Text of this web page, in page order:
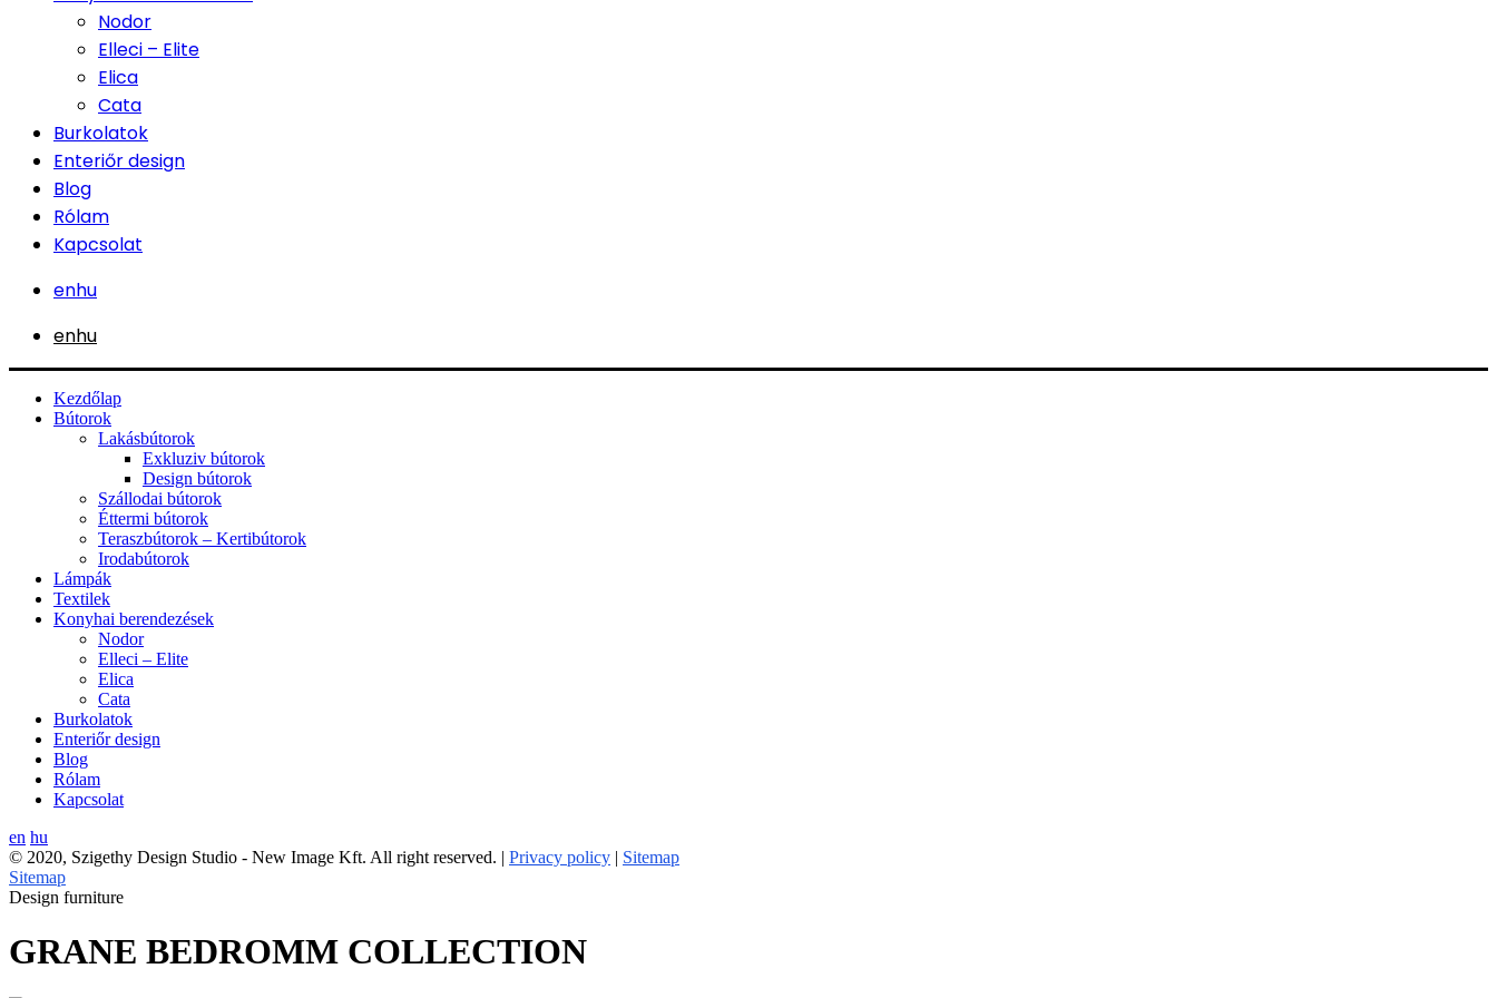
Nodor
Elleci – Elite
Elica
Cata
Burkolatok
Enteriőr design
Blog
Rólam
Kapcsolat
enhu
enhu
Kezdőlap
Bútorok
Lakásbútorok
Exkluziv bútorok
Design bútorok
Szállodai bútorok
Éttermi bútorok
Teraszbútorok – Kertibútorok
Irodabútorok
Lámpák
Textilek
Konyhai berendezések
Nodor
Elleci – Elite
Elica
Cata
Burkolatok
Enteriőr design
Blog
Rólam
Kapcsolat
en hu
© 2020, Szigethy Design Studio - New Image Kft. All right reserved. | Privacy policy | Sitemap
Sitemap
Design furniture
GRANE BEDROMM COLLECTION